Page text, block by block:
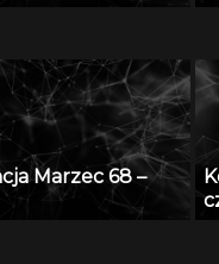
Marzec 68 –